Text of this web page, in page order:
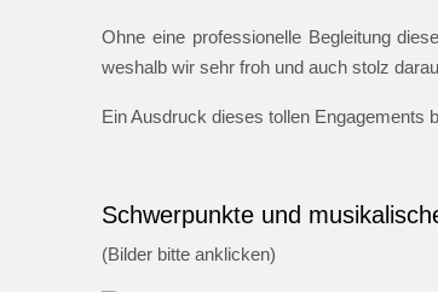
Ohne eine professionelle Begleitung
weshalb wir sehr froh und auch stolz
Ein Ausdruck dieses tollen Engagements
Schwerpunkte und
(Bilder bitte anklicken)